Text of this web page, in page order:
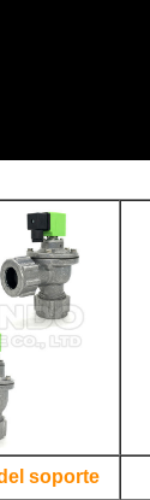
soporte